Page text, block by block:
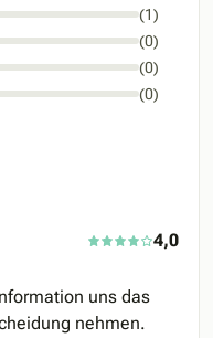
(1)
(0)
(0)
(0)
4,0
uns das
nehmen.